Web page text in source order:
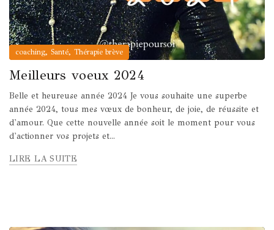
coaching, Santé, Thérapie brève
Meilleurs voeux 2024
Belle et heureuse année 2024 Je vous souhaite une superbe
année 2024, tous mes vœux de bonheur, de joie, de réussite et
d'amour. Que cette nouvelle année soit le moment pour vous
d'actionner vos projets et...
LIRE LA SUITE